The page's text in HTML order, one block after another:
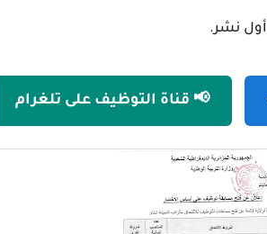
📢 قناة التوظيف على تلغرام